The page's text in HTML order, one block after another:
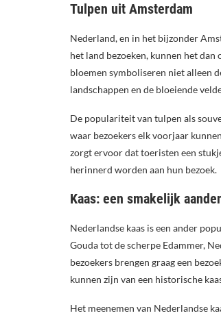
Tulpen uit Amsterdam
Nederland, en in het bijzonder
het land bezoeken, kunnen het
bloemen symboliseren niet alleen
landschappen en de bloeiende
De populariteit van tulpen als
waar bezoekers elk voorjaar
zorgt ervoor dat toeristen een
herinnerd worden aan hun bezoek.
Kaas: een smakelijk
Nederlandse kaas is een ander
Gouda tot de scherpe Edammer,
bezoekers brengen graag een
kunnen zijn van een historische
Het meenemen van Nederlandse